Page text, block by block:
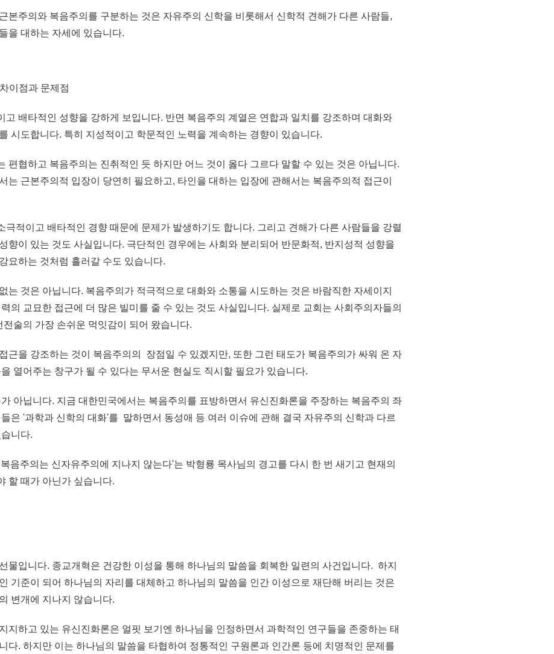
본주의와 복음주의를 구분하는 것은 자유주의 신학을 비롯해서 신학적 견해가 다른 사람들,
을 대하는 자세에 있습니다.
이점과 문제점
고 배타적인 성향을 강하게 보입니다. 반면 복음주의 계열은 연합과 일치를 강조하며 대화와
시도합니다. 특히 지성적이고 학문적인 노력을 계속하는 경향이 있습니다.
편협하고 복음주의는 진취적인 듯 하지만 어느 것이 옳다 그르다 말할 수 있는 것은 아닙니다.
는 근본주의적 입장이 당연히 필요하고, 타인을 대하는 입장에 관해서는 복음주의적 접근이
극적이고 배타적인 경향 때문에 문제가 발생하기도 합니다. 그리고 견해가 다른 사람들을 강렬
향이 있는 것도 사실입니다. 극단적인 경우에는 사회와 분리되어 반문화적, 반지성적 성향을
요하는 것처럼 흘러갈 수도 있습니다.
는 것은 아닙니다. 복음주의가 적극적으로 대화와 소통을 시도하는 것은 바람직한 자세이지
의 교묘한 접근에 더 많은 빌미를 줄 수 있는 것도 사실입니다. 실제로 교회는 사회주의자들의
술의 가장 손쉬운 먹잇감이 되어 왔습니다.
근을 강조하는 것이 복음주의의 장점일 수 있겠지만, 또한 그런 태도가 복음주의가 싸워 온 자
열어주는 창구가 될 수 있다는 무서운 현실도 직시할 필요가 있습니다.
아닙니다. 지금 대한민국에서는 복음주의를 표방하면서 유신진화론을 주장하는 복음주의 좌
은 '과학과 신학의 대화'를 말하면서 동성애 등 여러 이슈에 관해 결국 자유주의 신학과 다르
니다.
음주의는 신자유주의에 지나지 않는다'는 박형룡 목사님의 경고를 다시 한 번 새기고 현재의
할 때가 아닌가 싶습니다.
물입니다. 종교개혁은 건강한 이성을 통해 하나님의 말씀을 회복한 일련의 사건입니다. 하지
기준이 되어 하나님의 자리를 대체하고 하나님의 말씀을 인간 이성으로 재단해 버리는 것은
변개에 지나지 않습니다.
지하고 있는 유신진화론은 얼핏 보기엔 하나님을 인정하면서 과학적인 연구들을 존중하는 태
다. 하지만 이는 하나님의 말씀을 타협하여 정통적인 구원론과 인간론 등에 치명적인 문제를